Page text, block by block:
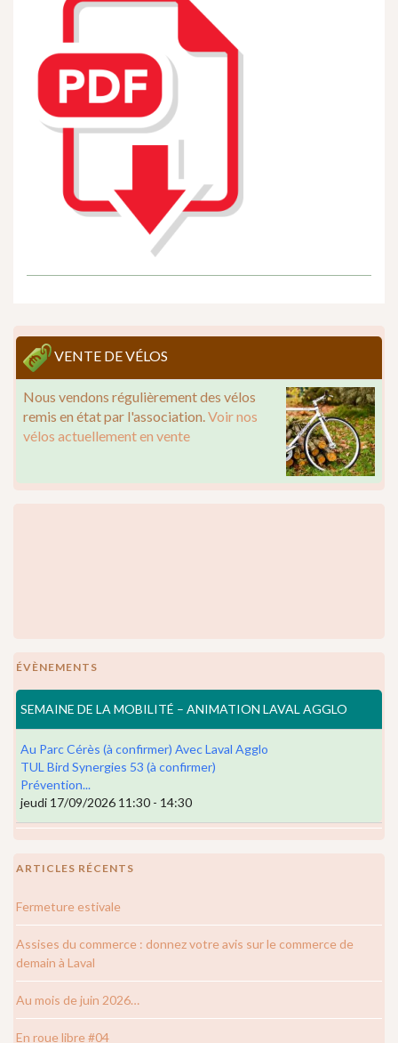
VENTE DE VÉLOS
Nous vendons régulièrement des vélos
remis en état par l'association.Voir nos
vélos actuellement en vente
ÉVÈNEMENTS
SEMAINE DE LA MOBILITÉ – ANIMATION LAVAL AGGLO
Au Parc Cérès (à confirmer) Avec Laval Agglo
TUL Bird Synergies 53 (à confirmer)
Prévention...
jeudi 17/09/2026 11:30 - 14:30
ARTICLES RÉCENTS
Fermeture estivale
Assises du commerce : donnez votre avis sur le commerce de
demain à Laval
Au mois de juin 2026…
En roue libre #04